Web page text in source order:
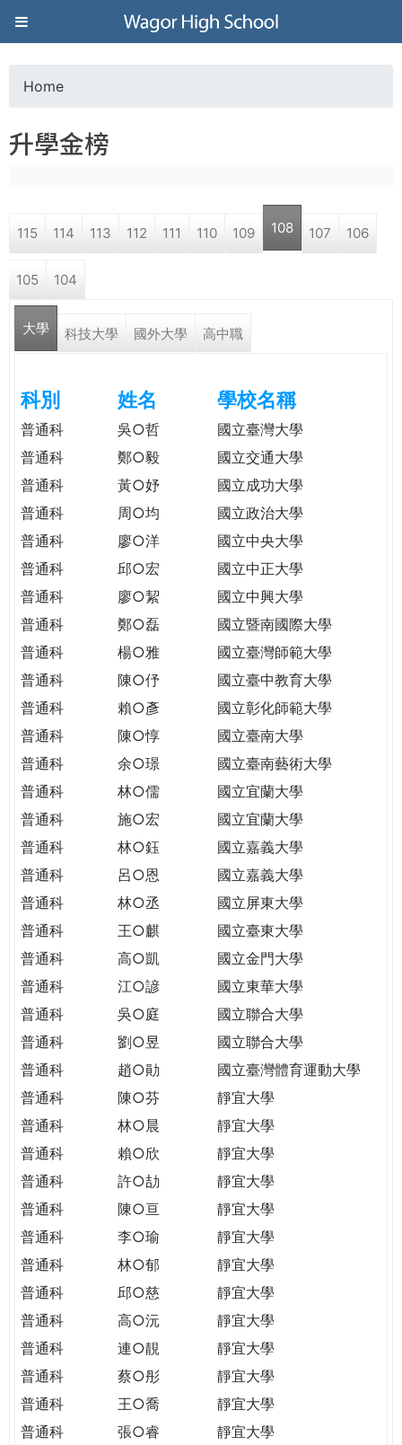
Jump to navigation
葳
格
高
學
格。
民。
WAGOR
TODAY
THE
WORLD
TOMORROW
PUTTING
YOU
THE
PATH
CITIZENSHIP
o
a
r
e
e
r
e
Home
升學金榜
115 114 113 112 111 110 109 108 107 106
105 104
大學 科技大學 國外大學 高中職
科別 姓名 學校名稱
普通科 吳○哲
國立臺灣大學
普通科
鄭○毅
國立交通大學
普通科
黃○妤
國立成功大學
普通科
周○均
國立政治大學
普通科
廖○洋
國立中央大學
普通科
邱○宏
國立中正大學
普通科
廖○絜
國立中興大學
普通科
鄭○磊
國立暨南國際大學
普通科
楊○雅
國立臺灣師範大學
普通科
陳○伃
國立臺中教育大學
普通科
賴○彥
國立彰化師範大學
普通科
陳○惇
國立臺南大學
普通科
余○璟
國立臺南藝術大學
普通科
林○儒
國立宜蘭大學
普通科
施○宏
國立宜蘭大學
普通科
林○鈺
國立嘉義大學
普通科
呂○恩
國立嘉義大學
普通科
林○丞
國立屏東大學
普通科
王○麒
國立臺東大學
普通科
高○凱
國立金門大學
普通科
江○諺
國立東華大學
普通科
吳○庭
國立聯合大學
普通科
劉○昱
國立聯合大學
普通科
趙○勛
國立臺灣體育運動大學
普通科
陳○芬
靜宜大學
普通科
林○晨
靜宜大學
普通科
賴○欣
靜宜大學
普通科
許○劼
靜宜大學
普通科
陳○亘
靜宜大學
普通科
李○瑜
靜宜大學
普通科
林○郁
靜宜大學
普通科
邱○慈
靜宜大學
普通科
高○沅
靜宜大學
普通科
連○靚
靜宜大學
普通科
蔡○彤
靜宜大學
普通科
王○喬
靜宜大學
普通科
張○睿
靜宜大學